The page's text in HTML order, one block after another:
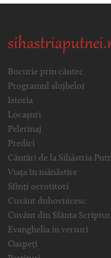
Bucurie prin cântec
Programul slujbelor
Istoria
Locașuri
Pelerinaj
Predici
Cântări de la Sihăstria
Viața în mănăstire
Sfinți ocrotitori
Cuvânt duhovnicesc
Cuvânt din Sfânta
Evanghelia in versuri
Oaspeți